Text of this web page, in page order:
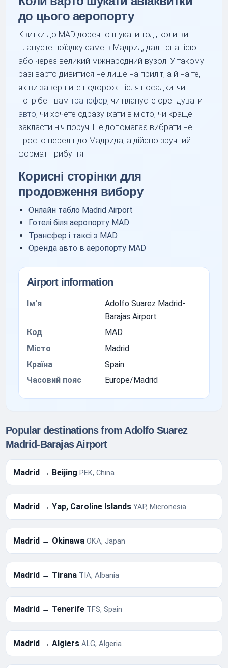
до цього аеропорту
Квитки до MAD доречно шукати тоді, коли ви
плануєте поїздку саме в Мадрид, далі Іспанією
або через великий міжнародний вузол. У такому
разі варто дивитися не лише на приліт, а й на те,
як ви завершите подорож після посадки: чи
потрібен вамтрансфер, чи плануєте орендувати
авто, чи хочете одразу їхати в місто, чи краще
закласти ніч поруч. Це допомагає вибрати не
просто переліт до Мадрида, а дійсно зручний
формат прибуття.
Корисні сторінки для
продовження вибору
Онлайн табло Madrid Airport
Готелі біля аеропорту MAD
Трансфер і таксі з MAD
Оренда авто в аеропорту MAD
Airport information
Ім'я
Adolfo Suarez Madrid-
Barajas Airport
Код
MAD
Місто
Madrid
Країна
Spain
Часовий пояс
Europe/Madrid
Popular destinations from Adolfo Suarez
Madrid-Barajas Airport
Madrid → BeijingPEK, China
Madrid → Yap, Caroline IslandsYAP, Micronesia
Madrid → OkinawaOKA, Japan
Madrid → Tirana TIA, Albania
Madrid → Tenerife TFS, Spain
Madrid → AlgiersALG, Algeria